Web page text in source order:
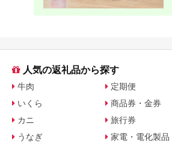
人気の返礼品から探す
牛肉
いくら
カニ
うなぎ
定期便
商品券・金券
旅行券
家電・電化製品